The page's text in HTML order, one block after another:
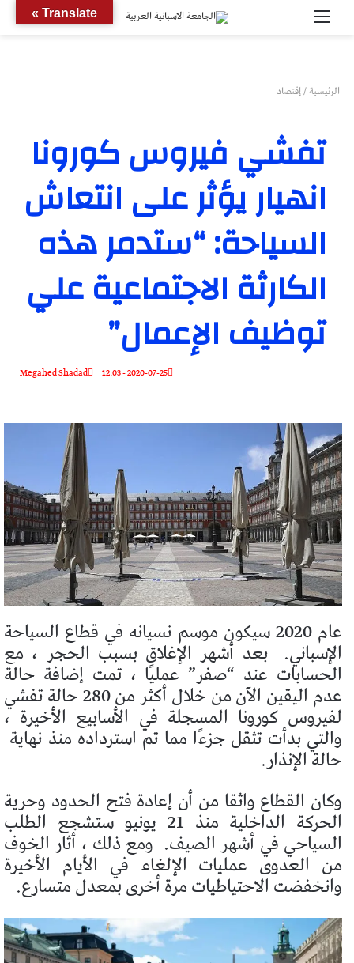
القائمة
الرئيسية/إقتصاد
تفشي فيروس كورونا
انهيار يؤثر على انتعاش
السياحة: “ستدمر هذه
الكارثة الاجتماعية علي
توظيف الإعمال”
Megahed Shadad 2020-07-25 - 12:03
عام 2020 سيكون موسم نسيانه في قطاع السياحة
الإسباني. بعد أشهر الإغلاق بسبب الحجر ، مع
الحسابات عند “صفر” عمليًا ، تمت إضافة حالة
عدم اليقين الآن من خلال أكثر من 280 حالة تفشي
لفيروس كورونا المسجلة في الأسابيع الأخيرة ،
والتي بدأت تثقل جزءًا مما تم استرداده منذ نهاية
حالة الإنذار.
وكان القطاع واثقا من أن إعادة فتح الحدود وحرية
الحركة الداخلية منذ 21 يونيو ستشجع الطلب
السياحي في أشهر الصيف. ومع ذلك ، أثار الخوف
من العدوى عمليات الإلغاء في الأيام الأخيرة
وانخفضت الاحتياطيات مرة أخرى بمعدل متسارع.
Translate »